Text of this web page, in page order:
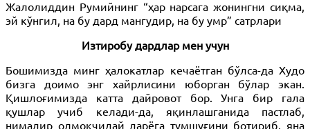
Жалолиддин Румийнинг “ҳар нарсага жонингни сиқма,
эй кўнгил, на бу дард мангудир, на бу умр” сатрлари
Изтиробу дардлар мен учун
Бошимизда минг ҳалокатлар кечаётган бўлса-да Худо
бизга доимо энг хайрлисини юборган бўлар экан.
Қишлоғимизда катта дайровот бор. Унга бир гала
қушлар учиб келади-да, яқинлашганида пастлаб,
нимадир олмоқчидай дарёга тумшуғини ботириб, яна